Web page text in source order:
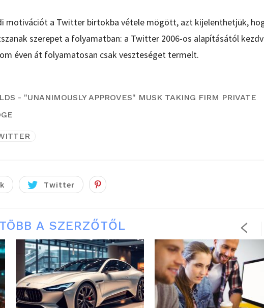
motivációt a Twitter birtokba vétele mögött, azt kijelenthetjük,
szerepet a folyamatban: a Twitter 2006-os alapításától
éven át folyamatosan csak veszteséget termelt.
- "UNANIMOUSLY APPROVES" MUSK TAKING FIRM PRIVATE
Twitter
TÖBB A SZERZŐTŐL